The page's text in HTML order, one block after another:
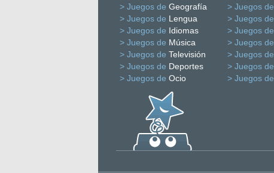
> Juegos de Geografía > Juegos de
> Juegos de Lengua > Juegos de
> Juegos de Idiomas > Juegos de
> Juegos de Música > Juegos de
> Juegos de Televisión > Juegos de
> Juegos de Deportes > Juegos de
> Juegos de Ocio > Juegos de